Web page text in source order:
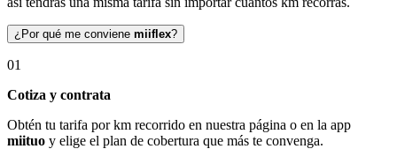
¿Por qué me conviene miiflex?
01
Cotiza y contrata
Obtén tu tarifa por km recorrido en nuestra página o en la app
miituo y elige el plan de cobertura que más te convenga.